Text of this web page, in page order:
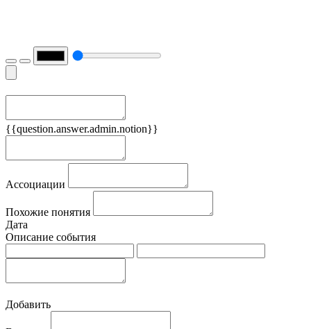
{{question.answer.admin.notion}}
Ассоциации
Похожие понятия
Дата
Описание события
Добавить